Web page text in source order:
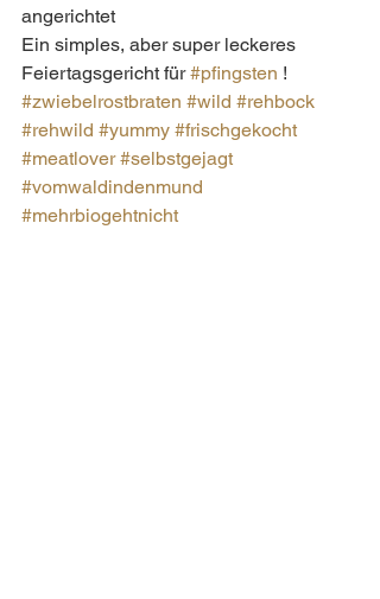
angerichtet
Ein simples, aber super leckeres
Feiertagsgericht für #pfingsten !
#zwiebelrostbraten #wild #rehbock
#rehwild #yummy #frischgekocht
#meatlover #selbstgejagt
#vomwaldindenmund
#mehrbiogehtnicht